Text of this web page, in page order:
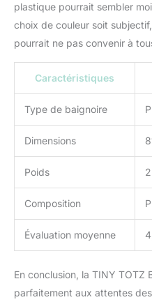
plastique pourrait sembler
choix de couleur soit
pourrait ne pas convenir à
Caractéristiques
Type de baignoire
Dimensions
Poids
Composition
Évaluation moyenne
En conclusion, la TINY TOTZ
parfaitement aux attentes